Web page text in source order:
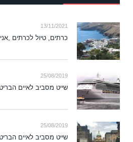
13/11/2021
כרתים, טיול לכרתים
25/08/2019
שייט מסביב לאיים
25/08/2019